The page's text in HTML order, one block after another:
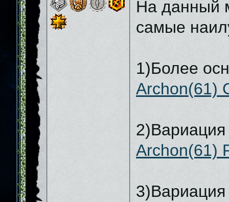
На данный
самые
1)Более
Archon(61)
Archon(61)